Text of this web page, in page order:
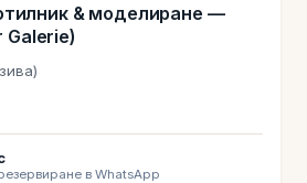
& моделиране —
Galerie)
в WhatsApp